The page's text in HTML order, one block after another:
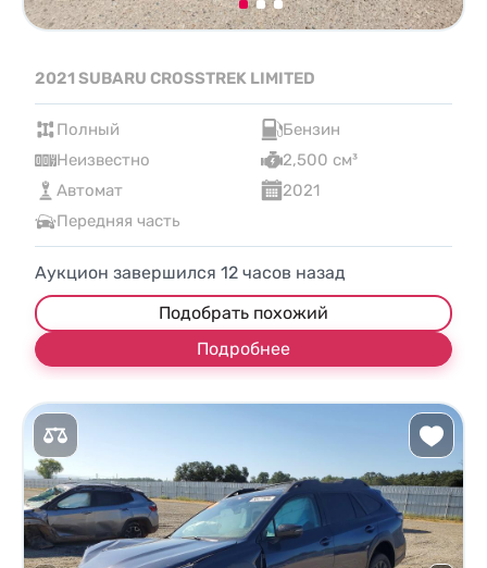
2021 SUBARU CROSSTREK LIMITED
Полный
Бензин
Неизвестно
2,500 см³
Автомат
2021
Передняя часть
Аукцион завершился 12 часов назад
Подобрать похожий
Подробнее